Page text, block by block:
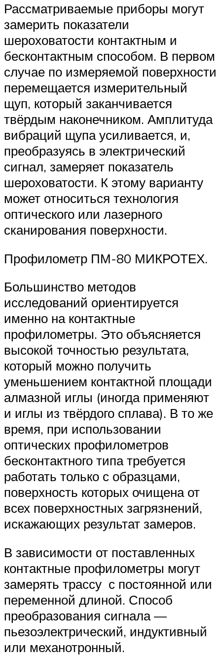
Рассматриваемые приборы могут
замерить показатели
шероховатости контактным и
бесконтактным способом. В первом
случае по измеряемой поверхности
перемещается измерительный
щуп, который заканчивается
твёрдым наконечником. Амплитуда
вибраций щупа усиливается, и,
преобразуясь в электрический
сигнал, замеряет показатель
шероховатости. К этому варианту
может относиться технология
оптического или лазерного
сканирования поверхности.
Профилометр ПМ-80 МИКРОТЕХ.
Большинство методов
исследований ориентируется
именно на контактные
профилометры. Это объясняется
высокой точностью результата,
который можно получить
уменьшением контактной площади
алмазной иглы (иногда применяют
и иглы из твёрдого сплава). В то же
время, при использовании
оптических профилометров
бесконтактного типа требуется
работать только с образцами,
поверхность которых очищена от
всех поверхностных загрязнений,
искажающих результат замеров.
В зависимости от поставленных
контактные профилометры могут
замерять трассу с постоянной или
переменной длиной. Способ
преобразования сигнала —
пьезоэлектрический, индуктивный
или механотронный.